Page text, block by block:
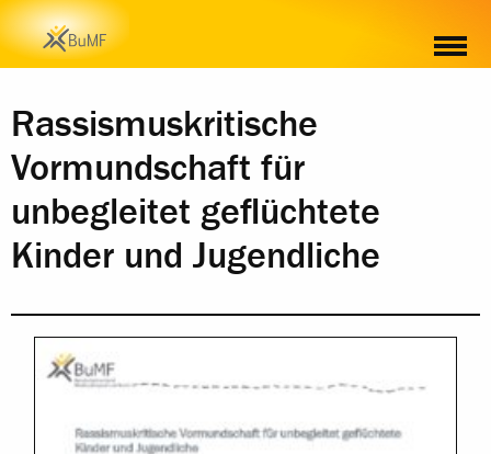
INHALT
Rassismuskritische
Vormundschaft für
unbegleitet geflüchtete
Kinder und Jugendliche